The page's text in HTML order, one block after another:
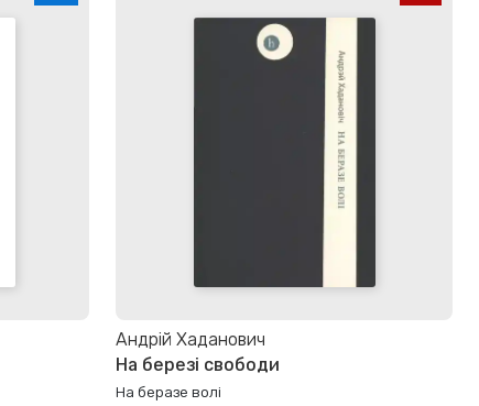
Андрій Хаданович
На березі свободи
На беразе волi